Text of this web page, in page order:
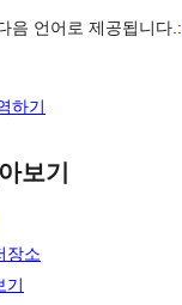
음 언어로 제공됩니다.:
하기
보기
장소
기